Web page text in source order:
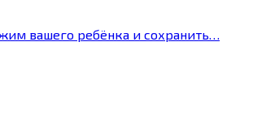
вашего ребёнка и сохранить…